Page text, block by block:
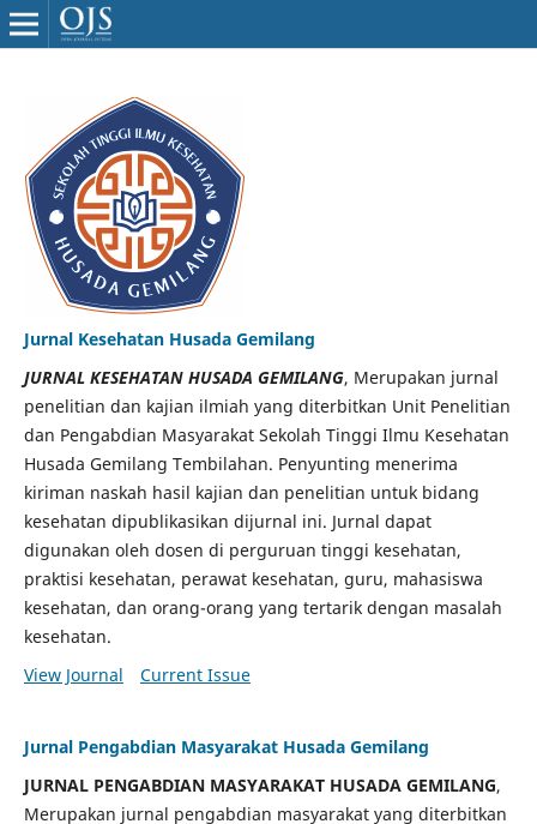
Jurnal Kesehatan Husada Gemilang
JURNAL KESEHATAN HUSADA GEMILANG, Merupakan jurnal
penelitian dan kajian ilmiah yang diterbitkan Unit Penelitian
dan Pengabdian Masyarakat Sekolah Tinggi Ilmu Kesehatan
Husada Gemilang Tembilahan. Penyunting menerima
kiriman naskah hasil kajian dan penelitian untuk bidang
kesehatan dipublikasikan dijurnal ini. Jurnal dapat
digunakan oleh dosen di perguruan tinggi kesehatan,
praktisi kesehatan, perawat kesehatan, guru, mahasiswa
kesehatan, dan orang-orang yang tertarik dengan masalah
kesehatan.
View Journal
Current Issue
Jurnal Pengabdian Masyarakat Husada Gemilang
JURNAL PENGABDIAN MASYARAKAT HUSADA GEMILANG,
Merupakan jurnal pengabdian masyarakat yang diterbitkan